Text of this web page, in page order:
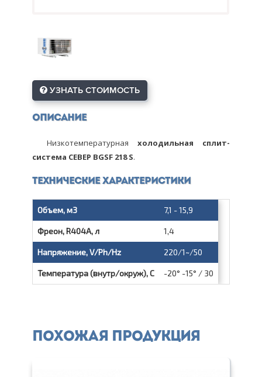
УЗНАТЬ СТОИМОСТЬ
Описание
Низкотемпературная холодильная сплит-
система СЕВЕР BGSF 218 S.
Технические характеристики
Объем, м3 7,1 - 15,9
Фреон, R404A, л 1,4
Напряжение, V/Ph/Hz 220/1~/50
Температура (внутр/окруж), С -20° -15° / 30
Похожая продукция